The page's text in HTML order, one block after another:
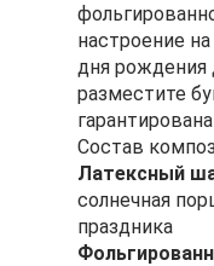
настроение
дня рождения
разместите
Состав
Латексный
солнечная
праздника